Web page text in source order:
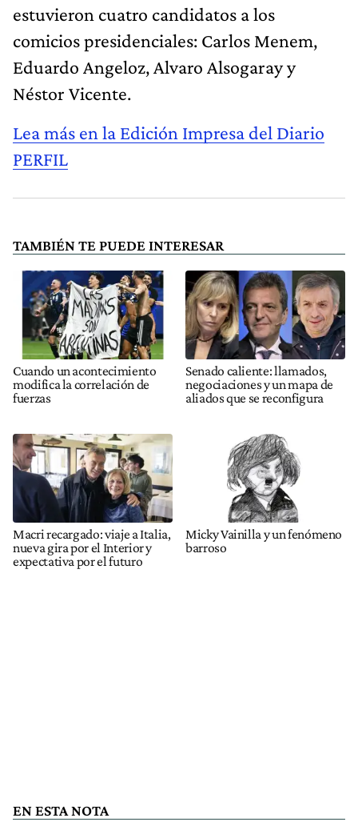
estuvieron cuatro candidatos a los
comicios presidenciales: Carlos Menem,
Eduardo Angeloz, Alvaro Alsogaray y
Néstor Vicente.
Lea más en la Edición Impresa del Diario
PERFIL
TAMBIÉN TE PUEDE INTERESAR
Cuando un acontecimiento
modifica la correlación de
fuerzas
Senado caliente: llamados,
negociaciones y un mapa de
aliados que se reconfigura
Macri recargado: viaje a Italia,
nueva gira por el Interior y
expectativa por el futuro
Micky Vainilla y un fenómeno
barroso
EN ESTA NOTA